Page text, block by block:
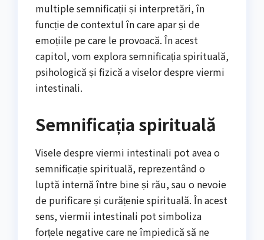
multiple semnificații și interpretări, în
funcție de contextul în care apar și de
emoțiile pe care le provoacă. În acest
capitol, vom explora semnificația spirituală,
psihologică și fizică a viselor despre viermi
intestinali.
Semnificația spirituală
Visele despre viermi intestinali pot avea o
semnificație spirituală, reprezentând o
luptă internă între bine și rău, sau o nevoie
de purificare și curățenie spirituală. În acest
sens, viermii intestinali pot simboliza
forțele negative care ne împiedică să ne